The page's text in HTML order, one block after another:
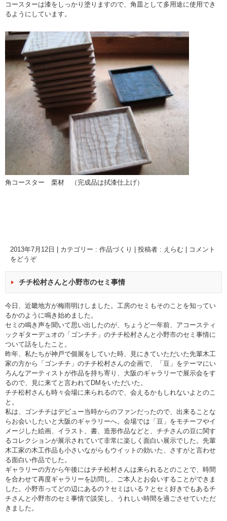
コースターは漆をしっかり塗りますので、角皿として多用途に使用でき
るようにしています。
角コースター 栗材 （完成品は拭漆仕上げ）
2013年7月12日 カテゴリー : 作品づくり 投稿者 : えらむ
コメント
をどうぞ
チチ松村さんと小野市のセミ事情
今日、近畿地方が梅雨明けしました。工房のセミもそのことを知ってい
るかのように鳴き始めました。
セミの鳴き声を聞いて思い出したのが、ちょうど一年前、アコースティ
ックギターデュオの「ゴンチチ」のチチ松村さんと小野市のセミ事情に
ついて話をしたこと。
昨年、私たちが神戸で個展をしていた時、見にきていただいた先輩木工
家の方から「ゴンチチ」のチチ松村さんの企画で、「豆」をテーマにい
ろんなアーティストが作品を持ち寄り、大阪のギャラリーで展示会をす
るので、見に来てと言われてDMをいただいた。
チチ松村さんも時々会場に来られるので、会えるかもしれないよとのこ
と。
私は、ゴンチチはデビュー当時からのファンだったので、出来ることな
らお会いしたいと大阪のギャラリーへ。会場では「豆」をモチーフやイ
メージした絵画、イラスト、書、造形作品などと、チチさんの豆に関す
るコレクションが展示されていて非常に楽しく面白い展示でした。先輩
木工家の木工作品も小さいながらもウイットの効いた、さすがと言わせ
る面白い作品でした。
ギャラリーの方から午後にはチチ松村さんは来られるとのことで、時間
を合わせて再度ギャラリーを訪問し、ご本人とお会いすることができま
した。小野市ってどの辺にあるの？セミはいる？とセミ好きでもあるチ
チさんと小野市のセミ事情で談笑し、うれしい時間を過ごさせていただ
きました。